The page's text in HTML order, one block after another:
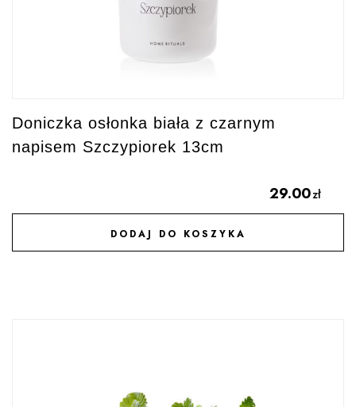
Doniczka osłonka biała z czarnym
napisem Szczypiorek 13cm
29.00zł
DODAJ DO KOSZYKA
DODAJ DO ULUBIONYCH